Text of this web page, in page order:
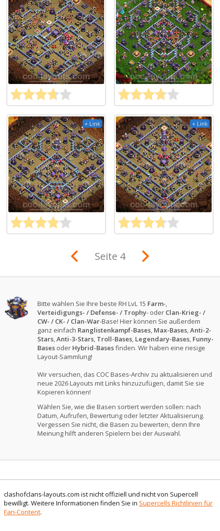
+ Link + Link
Seite 4
Bitte wählen Sie Ihre beste RH LvL 15 Farm-,
Verteidigungs- / Defense- / Trophy- oder Clan-Krieg- /
CW- / CK- / Clan-War-Base! Hier können Sie außerdem
ganz einfach Ranglistenkampf-Bases, Max-Bases,Anti-2-
Stars,Anti-3-Stars, Troll-Bases, Legendary-Bases, Funny-
Bases oder Hybrid-Basesfinden. Wir haben eine riesige
Layout-Sammlung!
Wir versuchen, das COC Bases-Archiv zu aktualisieren und
neue 2026 Layouts mit Links hinzuzufügen, damit Sie sie
Kopieren können!
Wählen Sie, wie die Basen sortiert werden sollen: nach
Datum, Aufrufen, Bewertung oder letzter Aktualisierung.
Vergessen Sie nicht, die Basen zu bewerten, denn Ihre
Meinung hilft anderen Spielern bei der Auswahl.
clashofclans-layouts.com ist nicht offiziell und nicht von Supercell
bewilligt. Weitere Informationen finden Sie in Supercells Richtlinien für
Fan-Content.